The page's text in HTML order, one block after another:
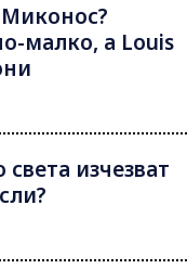
Миконос?
малко, а Louis
изчезват